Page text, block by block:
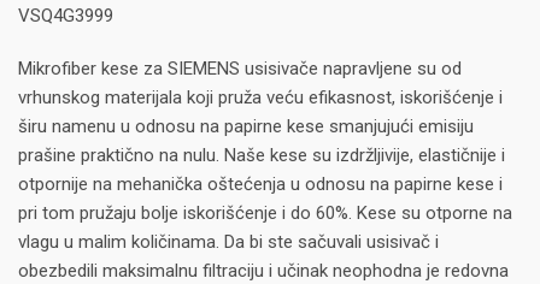
VSQ4G3999
Mikrofiber kese za SIEMENS usisivače napravljene su od
vrhunskog materijala koji pruža veću efikasnost, iskorišćenje i
širu namenu u odnosu na papirne kese smanjujući emisiju
prašine praktično na nulu. Naše kese su izdržljivije, elastičnije i
otpornije na mehanička oštećenja u odnosu na papirne kese i
pri tom pružaju bolje iskorišćenje i do 60%. Kese su otporne na
vlagu u malim količinama. Da bi ste sačuvali usisivač i
obezbedili maksimalnu filtraciju i učinak neophodna je redovna